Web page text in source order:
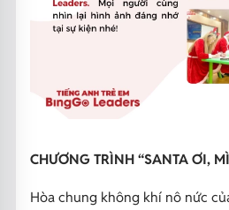
CHƯƠNG TRÌNH “SANTA ƠI,
Hòa chung không khí nô nức